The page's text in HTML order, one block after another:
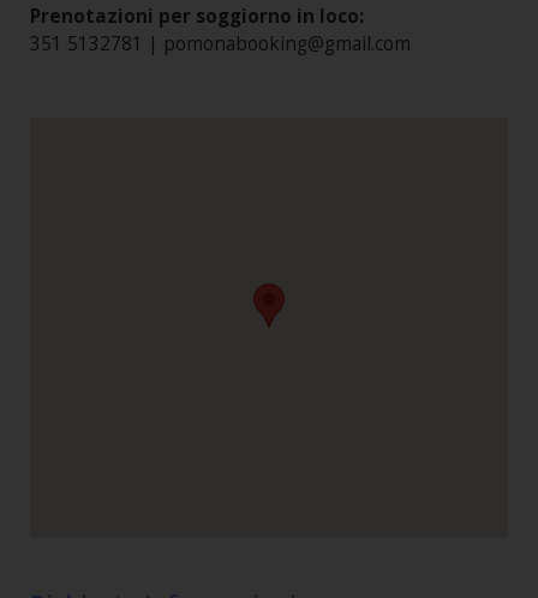
Prenotazioni per soggiorno in loco:
351 5132781 | pomonabooking@gmail.com